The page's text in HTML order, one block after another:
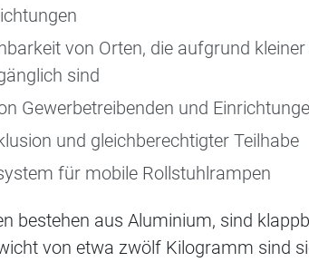
von Orten, die aufgrund
sind
Gewerbetreibenden und
und gleichberechtigter Teilhabe
für mobile Rollstuhlrampen
bestehen aus Aluminium, sind
von etwa zwölf Kilogramm sind